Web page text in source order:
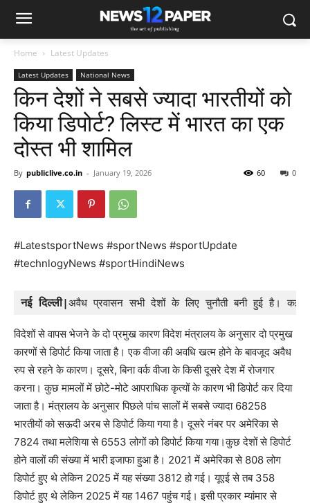
Home Latest Updates
Latest Updates National News
किन देशों ने सबसे ज्यादा भारतीयों को
किया डिपोर्ट? लिस्ट में भारत का एक
दोस्त भी शामिल
By publiclive.co.in - January 19, 2026 0
60
#LatestsportNews #sportNews #sportUpdate
#technlogyNews #sportHindiNews
नई दिल्ली|अवैध प्रवासन सभी देशों के लिए चुनौती बनी हुई है। कई
विदेशों से वापस भेजने के दो प्रमुख कारण विदेश मंत्रालय के अनुसार दो प्रमुख
कारणों से डिपोर्ट किया जाता है। एक वीजा की अवधि खत्म होने के बावजूद अवैध
रुप से रहने के कारण। दूसरे, बिना वर्क वीजा के किसी दूसरे देश में रोजगार
करना। कुछ मामलों में छोटे-मोटे आपराधिक कृत्यों के कारण भी डिपोर्ट कर दिया
जाता है। मंत्रालय के अनुसार पिछले पांच सालों में सबसे ज्यादा 68258
भारतीयों को सऊदी अरब से डिपोर्ट किया गया है। दूसरे नंबर पर अमेरिका से
7824 तथा मलेशिया से 6553 लोगों को डिपोर्ट किया गया।कुछ देशों से डिपोर्ट
होने वालों की संख्या में भारी इजाफा हुआ है। 2021 में अमेरिका से 808 लोग
डिपोर्ट हुए थे लेकिन 2025 में यह संख्या 3812 हो गई। यूएई से तब 358
डिपोर्ट हुए थे लेकिन 2025 में यह 1467 पहुंच गई। इसी प्रकार म्यांमार से